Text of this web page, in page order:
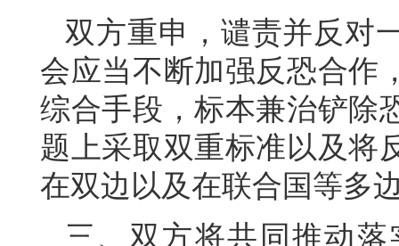
双方重申，谴责并反对
会应当不断加强反恐合作
综合手段，标本兼治铲除
题上采取双重标准以及将
在双边以及在联合国等多
三、双方将共同推动